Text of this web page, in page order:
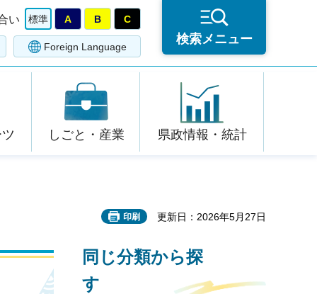
い 標準 A B C
Foreign Language
検索メニュー
しごと・産業 県政情報・統計
印刷 更新日：2026年5月27日
同じ分類から探
す